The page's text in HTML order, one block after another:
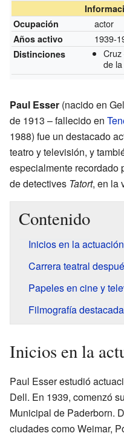
Ocupación
actor
Años activo 1939-
Distinciones
de
Paul Esser (nacido en
de 1913 – fallecido en
1988) fue un destacado
teatro y televisión, y
especialmente recordado
de detectives Tatort, en la
Contenido
Inicios en la actuación
Carrera teatral
Papeles en cine y
Filmografía destacada
Inicios en la
Paul Esser estudió
Dell. En 1939, comenzó
Municipal de Paderborn.
ciudades como Weimar,